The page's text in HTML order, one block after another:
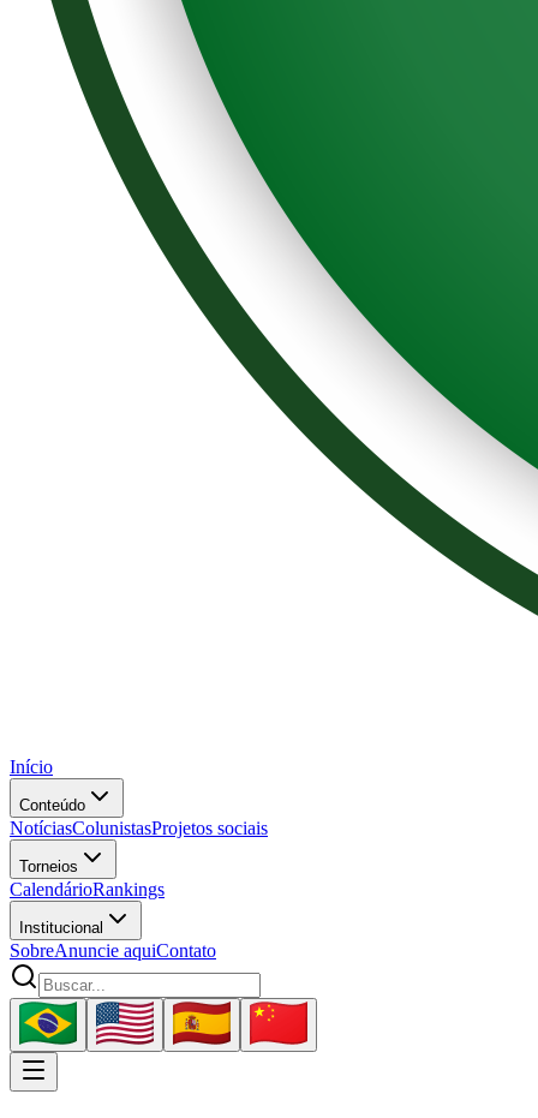
Início
Conteúdo
NotíciasColunistasProjetos sociais
Torneios
CalendárioRankings
Institucional
SobreAnuncie aquiContato